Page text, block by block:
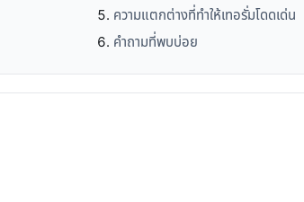
ความแตกต่างที่ทำให้เทอรั่มโดดเด่น
คำถามที่พบบ่อย